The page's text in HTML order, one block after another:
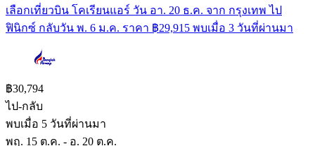
เลือกเที่ยวบิน โคเรียนแอร์ วัน อา. 20 ธ.ค. จาก กรุงเทพ ไป
ฟินิกซ์ กลับวัน พ. 6 ม.ค. ราคา ฿29,915 พบเมื่อ 3 วันที่ผ่านมา
฿30,794
ไป-กลับ
พบเมื่อ 5 วันที่ผ่านมา
พฤ. 15 ต.ค. - อ. 20 ต.ค.